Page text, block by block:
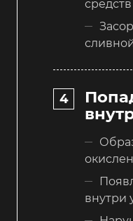
внутри